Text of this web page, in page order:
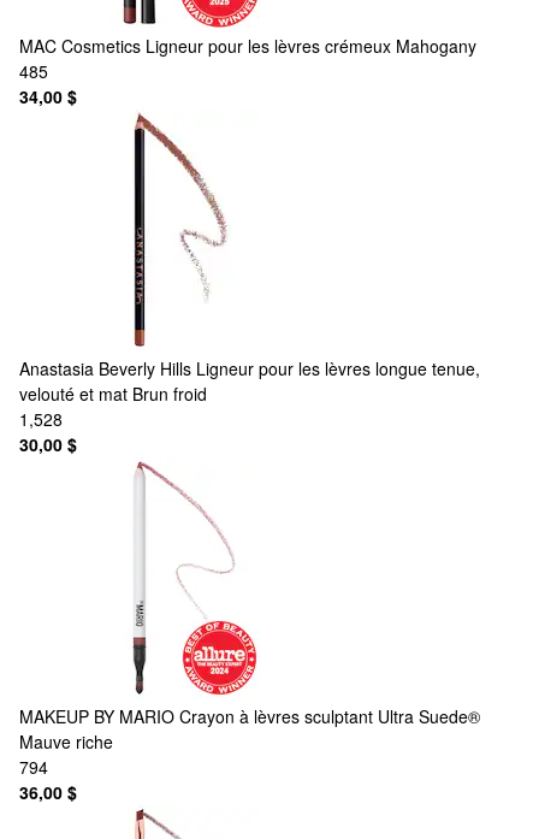
MAC Cosmetics Ligneur pour les lèvres crémeux Mahogany
485
34,00 $
Anastasia Beverly Hills Ligneur pour les lèvres longue tenue,
velouté et mat Brun froid
1,528
30,00 $
MAKEUP BY MARIO Crayon à lèvres sculptant Ultra Suede®
Mauve riche
794
36,00 $